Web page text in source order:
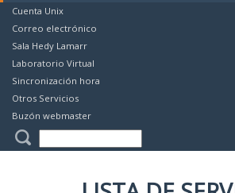
Cuenta Unix
Correo electrónico
Sala Hedy Lamarr
Laboratorio Virtual
Sincronización hora
Otros Servicios
Buzón webmaster